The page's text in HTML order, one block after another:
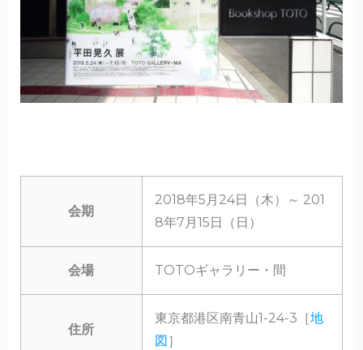
会期
2018年5月24日（木）～ 201
8年7月15日（日）
会場 TOTOギャラリー・間
住所
東京都港区南青山1-24-3［地
図］